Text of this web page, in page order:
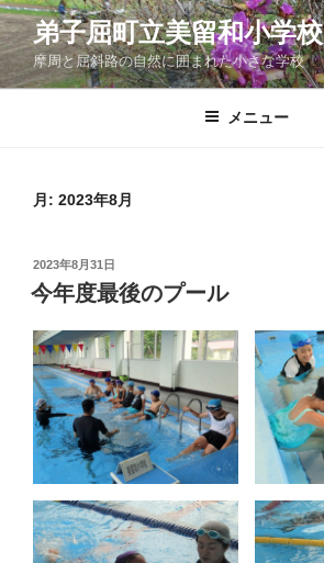
コ
ン
テ
ン
弟子屈町立美留和小学校
摩周と屈斜路の自然に囲まれた小さな学校
メニュー
月: 2023年8月
投
稿
日:
2023年8月31日
今年度最後のプール